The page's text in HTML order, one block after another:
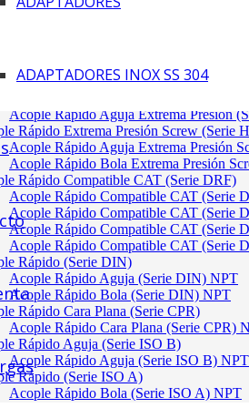
ADAPTADORES INOX SS 304
RÁPIDOS
Acople Rápido Aguja Extrema Presión
Rápido Extrema Presión Screw (Serie
Acople Rápido Aguja Extrema Presión
Acople Rápido Bola Extrema Presión
Rápido Compatible CAT (Serie DRF)
Acople Rápido Compatible CAT (Serie
Acople Rápido Compatible CAT (Serie
Acople Rápido Compatible CAT (Serie
Acople Rápido Compatible CAT (Serie
Rápido (Serie DIN)
Acople Rápido Aguja (Serie DIN) NPT
Acople Rápido Bola (Serie DIN) NPT
Rápido Cara Plana (Serie CPR)
Acople Rápido Cara Plana (Serie CPR)
Rápido Aguja (Serie ISO B)
Acople Rápido Aguja (Serie ISO B) NPT
Rápido (Serie ISO A)
Acople Rápido Bola (Serie ISO A) NPT